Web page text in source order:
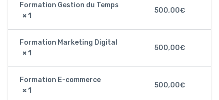
Formation Gestion du Temps
× 1
500,00€
Formation Marketing Digital
× 1
500,00€
Formation E-commerce
× 1
500,00€